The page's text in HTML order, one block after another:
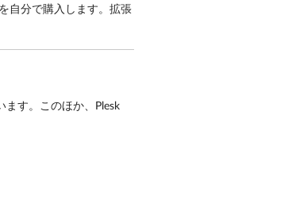
自分で購入します。拡張
ます。このほか、Plesk